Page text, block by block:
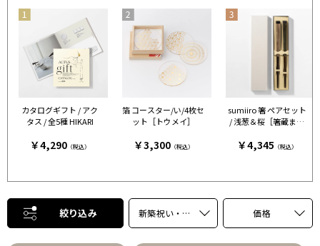
カタログギフト / アク
タス / 全5種 HIKARI
￥4,290（税込）
箔 コースター/い/4枚セ
ット［トウメイ］
￥3,300（税込）
sumiiro 箸 ペアセット
/ 浅葱＆桜［箸蔵まつ
￥4,345 （税込）
絞り込み 新築祝い・引っ越し祝い 価格